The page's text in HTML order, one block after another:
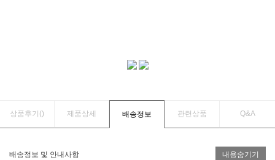
상품후기() 제품상세 배송정보 관련상품 Q&A
배송정보 및 안내사항 내용숨기기